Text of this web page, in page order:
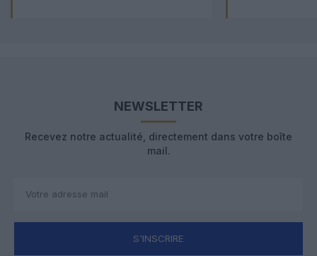
NEWSLETTER
Recevez notre actualité, directement dans votre boîte
mail.
S'INSCRIRE